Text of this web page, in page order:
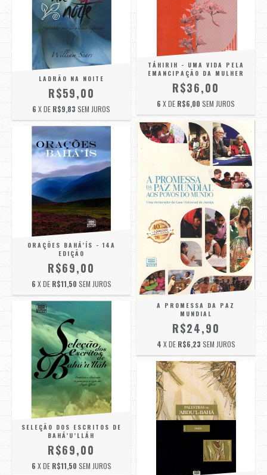
LADRÃO NA NOITE
R$59,00
6 X DE R$9,83 SEM JUROS
TÁHIRIH - UMA VIDA PELA
EMANCIPAÇÃO DA MULHER
R$36,00
6 X DE R$6,00 SEM JUROS
ORAÇÕES BAHÁ’ÍS - 14A
EDIÇÃO
R$69,00
6 X DE R$11,50 SEM JUROS
A PROMESSA DA PAZ
MUNDIAL
R$24,90
4 X DE R$6,23 SEM JUROS
SELEÇÃO DOS ESCRITOS DE
BAHÁ’U’LLÁH
R$69,00
6 X DE R$11,50 SEM JUROS